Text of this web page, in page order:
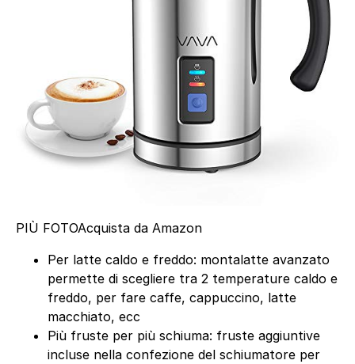
PIÙ FOTOAcquista da Amazon
Per latte caldo e freddo: montalatte avanzato
permette di scegliere tra 2 temperature caldo e
freddo, per fare caffe, cappuccino, latte
macchiato, ecc
Più fruste per più schiuma: fruste aggiuntive
incluse nella confezione del schiumatore per